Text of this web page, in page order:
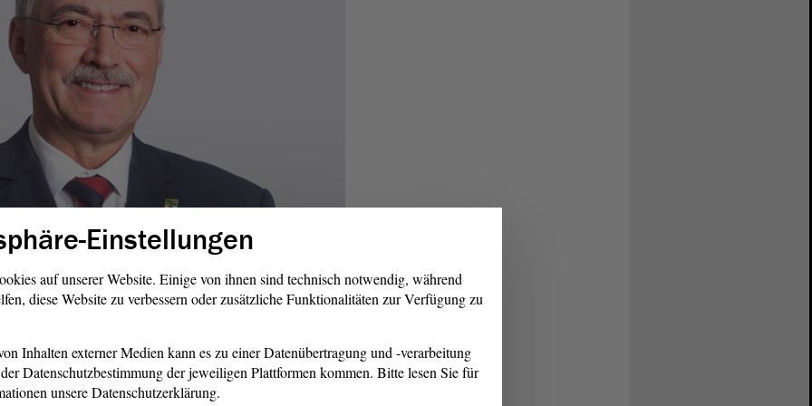
nachstehende Befugnisse:
des Ministeriums für Inneres und Sport,
Polizeidienststellen sowie den
Polizeibediensteten abzufordern
sachbezogene Unterlagen nach Maßgabe der in der
im Geschäftsbereich des
Einstellungen
auf unserer Website. Einige von ihnen sind technisch notwendig, während
diese Website zu verbessern oder zusätzliche Funktionalitäten zur Verfügung zu
Inhalten externer Medien kann es zu einer Datenübertragung und -verarbeitung
Datenschutzbestimmung der jeweiligen Plattformen kommen. Bitte lesen Sie für
unsere Datenschutzerklärung.